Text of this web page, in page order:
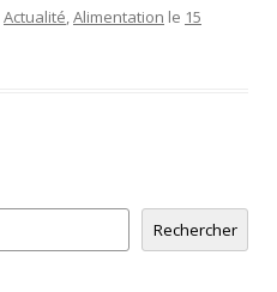
Actualité,Alimentation le 15
Rechercher